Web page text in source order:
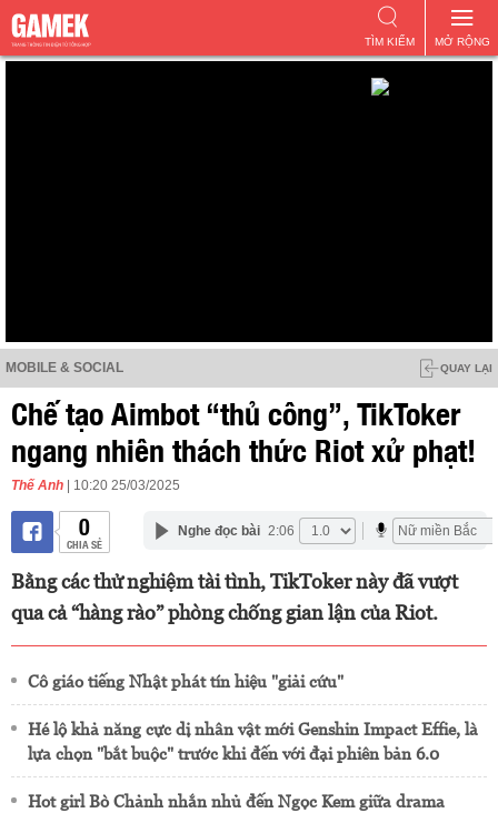
MỞ RỘNG
TÌM KIẾM
MOBILE & SOCIAL QUAY LẠI
Chế tạo Aimbot “thủ công”, TikToker
ngang nhiên thách thức Riot xử phạt!
Thế Anh | 10:20 25/03/2025
0
CHIA SẺ
Nghe đọc bài 2:06
Bằng các thử nghiệm tài tình, TikToker này đã vượt
qua cả “hàng rào” phòng chống gian lận của Riot.
Cô giáo tiếng Nhật phát tín hiệu "giải cứu"
Hé lộ khả năng cực dị nhân vật mới Genshin Impact Effie, là
lựa chọn "bắt buộc" trước khi đến với đại phiên bản 6.0
Hot girl Bò Chảnh nhắn nhủ đến Ngọc Kem giữa drama